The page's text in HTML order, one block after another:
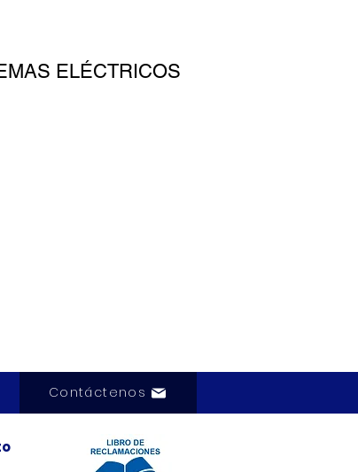
ELÉCTRICOS
Contáctenos